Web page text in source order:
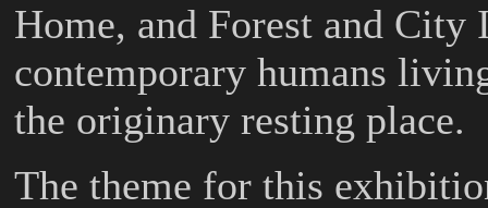
Home, and Forest and City
contemporary humans
the originary resting place.
The theme for this